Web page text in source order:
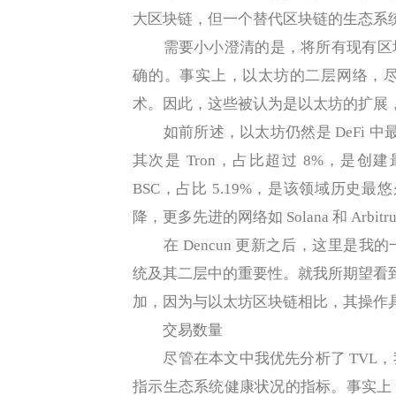
大区块链，但一个替代区块链的生态系
需要小小澄清的是，将所有现有区
确的。事实上，以太坊的二层网络，
术。因此，这些被认为是以太坊的扩展
如前所述，以太坊仍然是 DeFi 中
其次是 Tron，占比超过 8%，是创
BSC，占比 5.19%，是该领域历史最
降，更多先进的网络如 Solana 和
在 Dencun 更新之后，这里是我的
统及其二层中的重要性。就我所期望
加，因为与以太坊区块链相比，其操
交易数量
尽管在本文中我优先分析了 TVL，
指示生态系统健康状况的指标。事实